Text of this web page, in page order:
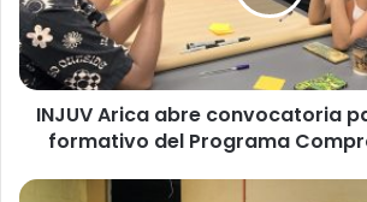
A
r
c
r
INJUV Arica abre convocatoria
formativo del Programa
C